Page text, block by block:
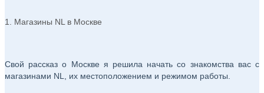
1. Магазины NL в Москве
Свой рассказ о Москве я решила начать со знакомства вас с
магазинами NL, их местоположением и режимом работы.